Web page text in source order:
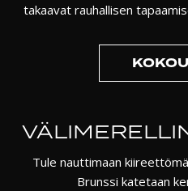
takaavat rauhallisen
Tule nauttimaan
Brunssi katetaan